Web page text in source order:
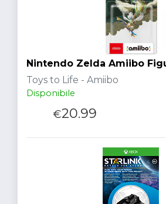
Nintendo Zelda Amiibo
Toys to Life - Amiibo
Disponibile
€20.99